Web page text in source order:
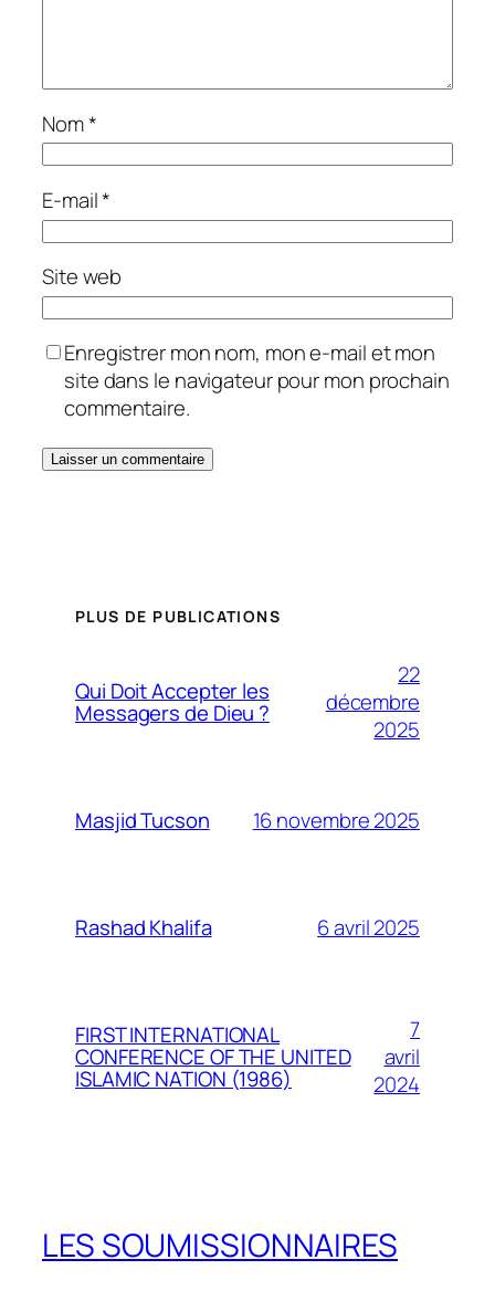
Nom*
E-mail*
Site web
Enregistrer mon nom, mon e-mail et mon
site dans le navigateur pour mon prochain
commentaire.
PLUS DE PUBLICATIONS
Qui Doit Accepter les
Messagers de Dieu ?
22
décembre
2025
Masjid Tucson 16 novembre 2025
Rashad Khalifa 6 avril 2025
FIRST INTERNATIONAL
CONFERENCE OF THE UNITED
ISLAMIC NATION (1986)
7
avril
2024
LES SOUMISSIONNAIRES